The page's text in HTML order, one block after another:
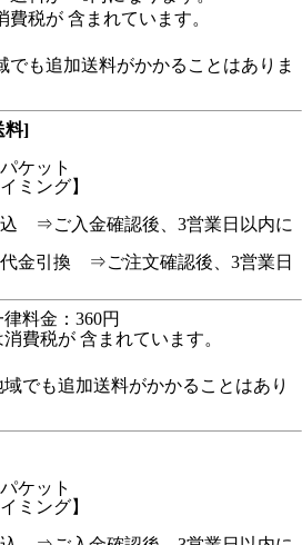
費税が 含まれています。
でも追加送料がかかることはありま
料]
ケット
ミング】
⇒ご入金確認後、3営業日以内に
金引換 ⇒ご注文確認後、3営業日
料金：360円
費税が 含まれています。
でも追加送料がかかることはあり
ケット
ミング】